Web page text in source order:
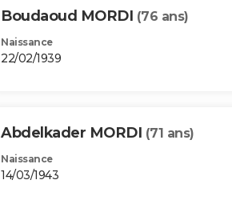
Boudaoud MORDI (76 ans)
Naissance
22/02/1939
Abdelkader MORDI (71 ans)
Naissance
14/03/1943